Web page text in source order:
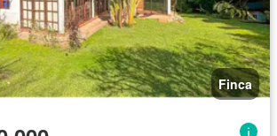
Finca